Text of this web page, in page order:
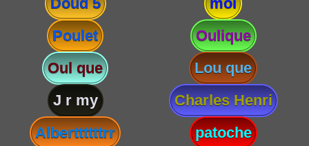
Poulet
Oulique
Oul que
Lou que
J r my
Charles Henri
Alberttttttrr
patoche